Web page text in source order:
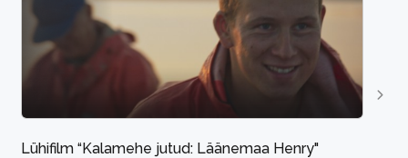
Lühifilm “Kalamehe jutud: Läänemaa Henry"